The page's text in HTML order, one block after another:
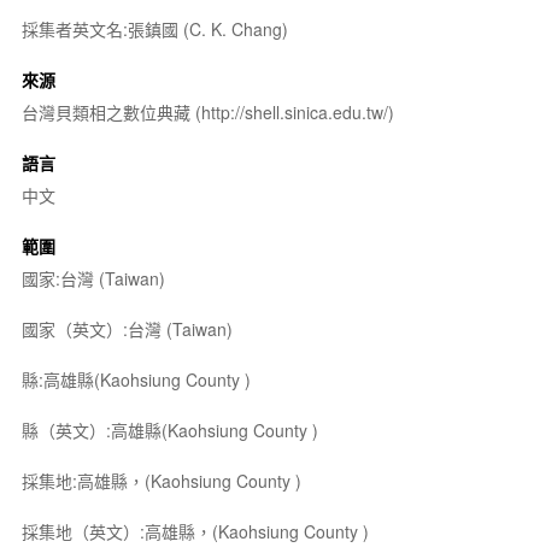
採集者英文名:張鎮國 (C. K. Chang)
來源
台灣貝類相之數位典藏 (http://shell.sinica.edu.tw/)
語言
中文
範圍
國家:台灣 (Taiwan)
國家（英文）:台灣 (Taiwan)
縣:高雄縣(Kaohsiung County )
縣（英文）:高雄縣(Kaohsiung County )
採集地:高雄縣，(Kaohsiung County )
採集地（英文）:高雄縣，(Kaohsiung County )